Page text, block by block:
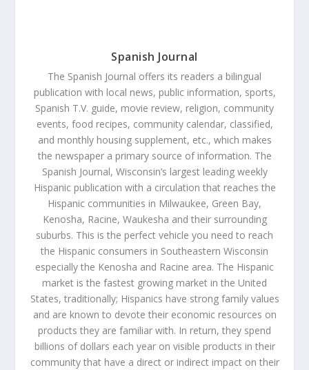
Spanish Journal
The Spanish Journal offers its readers a bilingual
publication with local news, public information, sports,
Spanish T.V. guide, movie review, religion, community
events, food recipes, community calendar, classified,
and monthly housing supplement, etc., which makes
the newspaper a primary source of information. The
Spanish Journal, Wisconsin’s largest leading weekly
Hispanic publication with a circulation that reaches the
Hispanic communities in Milwaukee, Green Bay,
Kenosha, Racine, Waukesha and their surrounding
suburbs. This is the perfect vehicle you need to reach
the Hispanic consumers in Southeastern Wisconsin
especially the Kenosha and Racine area. The Hispanic
market is the fastest growing market in the United
States, traditionally; Hispanics have strong family values
and are known to devote their economic resources on
products they are familiar with. In return, they spend
billions of dollars each year on visible products in their
community that have a direct or indirect impact on their